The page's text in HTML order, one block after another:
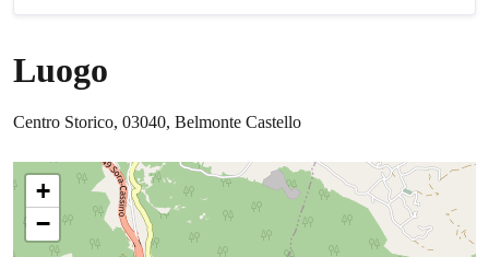
Luogo
Centro Storico, 03040, Belmonte Castello
+
−